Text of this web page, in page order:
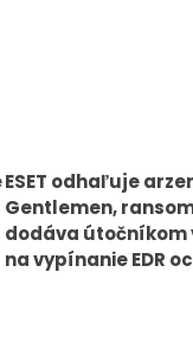
ESET odhaľuje
Gentlemen,
dodáva
na vypínanie EDR